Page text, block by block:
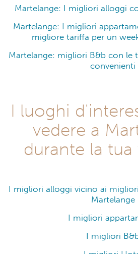
Martelange: I migliori alloggi
Martelange: I migliori
migliore tariffa per un
Martelange: migliori B&b con le
convenienti
I luoghi
vedere a
durante la tua
I migliori alloggi vicino ai
Martelange
I migliori
I migliori